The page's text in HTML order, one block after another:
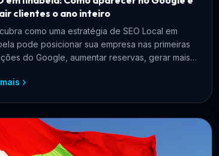
clientes o ano inteiro
como uma estratégia de SEO Local em
pode posicionar sua empresa nas primeiras
do Google, aumentar reservas, gerar mais